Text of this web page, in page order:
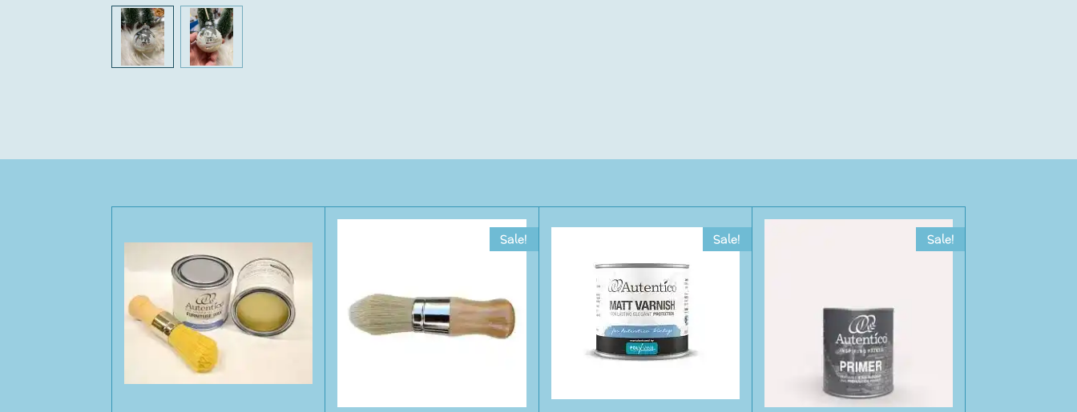
Sale! Sale! Sale!